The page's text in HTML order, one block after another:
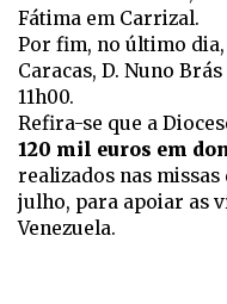
Fátima em Carrizal.
Por fim, no último
Caracas, D. Nuno
11h00.
Refira-se que a
120 mil euros em
realizados nas
julho, para apoiar as
Venezuela.